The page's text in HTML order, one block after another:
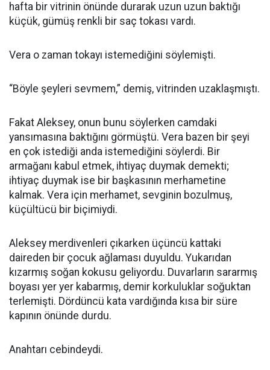
hafta bir vitrinin önünde durarak uzun uzun baktığı
küçük, gümüş renkli bir saç tokası vardı.
Vera o zaman tokayı istemediğini söylemişti.
“Böyle şeyleri sevmem,” demiş, vitrinden uzaklaşmıştı.
Fakat Aleksey, onun bunu söylerken camdaki
yansımasına baktığını görmüştü. Vera bazen bir şeyi
en çok istediği anda istemediğini söylerdi. Bir
armağanı kabul etmek, ihtiyaç duymak demekti;
ihtiyaç duymak ise bir başkasının merhametine
kalmak. Vera için merhamet, sevginin bozulmuş,
küçültücü bir biçimiydi.
Aleksey merdivenleri çıkarken üçüncü kattaki
daireden bir çocuk ağlaması duyuldu. Yukarıdan
kızarmış soğan kokusu geliyordu. Duvarların sararmış
boyası yer yer kabarmış, demir korkuluklar soğuktan
terlemişti. Dördüncü kata vardığında kısa bir süre
kapının önünde durdu.
Anahtarı cebindeydi.